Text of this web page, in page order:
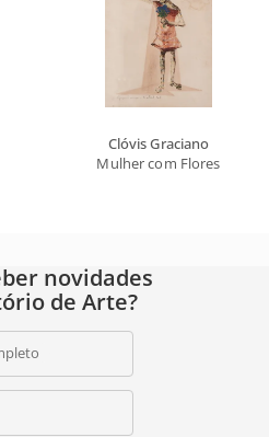
Próprios (Barbara, Cleube)
Clóvis Graciano
Mulher com Flores
novidades
de Arte?